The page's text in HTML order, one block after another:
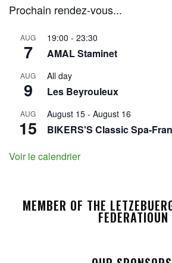
Prochain rendez-vous...
AUG
7
19:00 - 23:30
AMAL Staminet
AUG
9
All day
Les Beyrouleux
AUG
15
August 15 - August 16
BIKERS'S Classic Spa-
Voir le calendrier
MEMBER OF THE
FEDERATIOUN